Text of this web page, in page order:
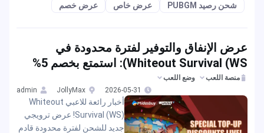
شحن رصيد PUBGM
عرض خاص عرض خصم
عرض الإنفاق والتوفير لفترة محدودة في
Whiteout Survival (WS): استمتع بخصم 5%
على عملية الشحن
منصة اللعب
وضع اللعب
2026-05-31
JollyMax
admin
أخبار رائعة للاعبي Whiteout
Survival (WS)! عرض ترويجي
جديد للشحن لفترة محدودة قادم